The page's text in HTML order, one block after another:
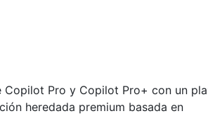
Pro y Copilot Pro+ con un
heredada premium basada en